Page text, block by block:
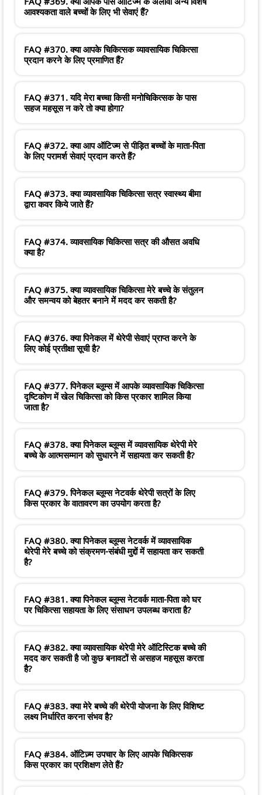
आवश्यकता वाले बच्चों के लिए भी सेवाएं हैं?
FAQ #370. क्या आपके चिकित्सक व्यावसायिक चिकित्सा
प्रदान करने के लिए प्रमाणित हैं?
FAQ #371. यदि मेरा बच्चा किसी मनोचिकित्सक के पास
सहज महसूस न करे तो क्या होगा?
FAQ #372. क्या आप ऑटिज्म से पीड़ित बच्चों के माता-पिता
के लिए परामर्श सेवाएं प्रदान करते हैं?
FAQ #373. क्या व्यावसायिक चिकित्सा सत्र स्वास्थ्य बीमा
द्वारा कवर किये जाते हैं?
FAQ #374. व्यावसायिक चिकित्सा सत्र की औसत अवधि
क्या है?
FAQ #375. क्या व्यावसायिक चिकित्सा मेरे बच्चे के संतुलन
और समन्वय को बेहतर बनाने में मदद कर सकती है?
FAQ #376. क्या पिनेकल में थेरेपी सेवाएं प्राप्त करने के
लिए कोई प्रतीक्षा सूची है?
FAQ #377. पिनेकल ब्लूम्स में आपके व्यावसायिक चिकित्सा
दृष्टिकोण में खेल चिकित्सा को किस प्रकार शामिल किया
जाता है?
FAQ #378. क्या पिनेकल ब्लूम्स में व्यावसायिक थेरेपी मेरे
बच्चे के आत्मसम्मान को सुधारने में सहायता कर सकती है?
FAQ #379. पिनेकल ब्लूम्स नेटवर्क थेरेपी सत्रों के लिए
किस प्रकार के वातावरण का उपयोग करता है?
FAQ #380. क्या पिनेकल ब्लूम्स नेटवर्क में व्यावसायिक
थेरेपी मेरे बच्चे को संक्रमण-संबंधी मुद्दों में सहायता कर सकती
है?
FAQ #381. क्या पिनेकल ब्लूम्स नेटवर्क माता-पिता को घर
पर चिकित्सा सहायता के लिए संसाधन उपलब्ध कराता है?
FAQ #382. क्या व्यावसायिक थेरेपी मेरे ऑटिस्टिक बच्चे की
मदद कर सकती है जो कुछ बनावटों से असहज महसूस करता
है?
FAQ #383. क्या मेरे बच्चे की थेरेपी योजना के लिए विशिष्ट
लक्ष्य निर्धारित करना संभव है?
FAQ #384. ऑटिज़्म उपचार के लिए आपके चिकित्सक
किस प्रकार का प्रशिक्षण लेते हैं?